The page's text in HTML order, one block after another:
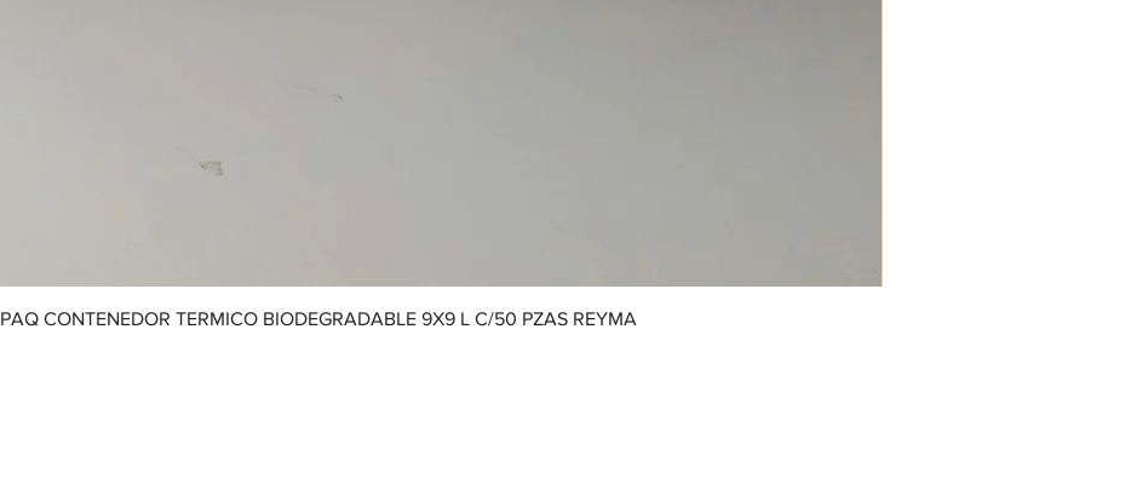
PAQ CONTENEDOR TERMICO BIODEGRADABLE 9X9 L C/50 PZAS REYMA